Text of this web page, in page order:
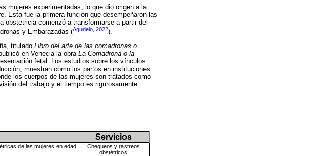
mujeres experimentadas, lo que dio origen a la
Esta fue la primera función que desempeñaron las
obstetricia comenzó a transformarse a partir del
y Embarazadas (Agudelo, 2022).
titulado Libro del arte de las comadronas o
en Venecia la obraLa Comadrona o la
fetal. Los estudios sobre los vínculos
muestran cómo los partos en instituciones
los cuerpos de las mujeres son tratados como
del trabajo y el tiempo es rigurosamente
Servicios
de las mujeres en edad
Chequeos y rastreos
obstétricos